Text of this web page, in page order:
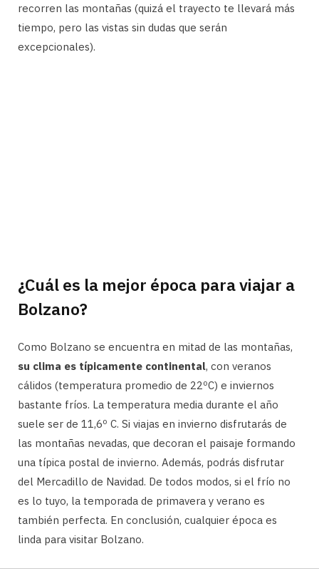
recorren las montañas (quizá el trayecto te llevará más
tiempo, pero las vistas sin dudas que serán
excepcionales).
¿Cuál es la mejor época para viajar a
Bolzano?
Como Bolzano se encuentra en mitad de las montañas,
su clima es típicamente continental, con veranos
cálidos (temperatura promedio de 22ºC) e inviernos
bastante fríos. La temperatura media durante el año
suele ser de 11,6º C. Si viajas en invierno disfrutarás de
las montañas nevadas, que decoran el paisaje formando
una típica postal de invierno. Además, podrás disfrutar
del Mercadillo de Navidad. De todos modos, si el frío no
es lo tuyo, la temporada de primavera y verano es
también perfecta. En conclusión, cualquier época es
linda para visitar Bolzano.